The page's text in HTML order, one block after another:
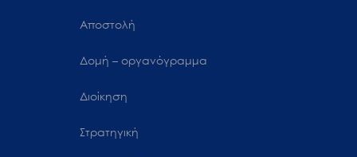
Αποστολή
Δομή – οργανόγραμμα
Διοίκηση
Στρατηγική